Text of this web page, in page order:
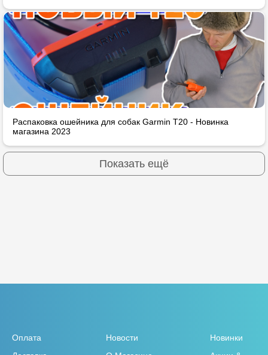
Распаковка ошейника для собак Garmin T20 - Новинка
магазина 2023
Показать ещё
Оплата
Новости
Новинки